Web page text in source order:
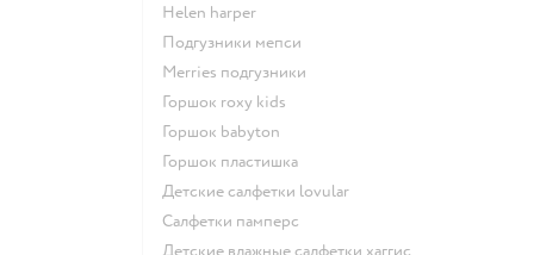
helen harper
подгузники мепси
merries подгузники
горшок roxy kids
горшок babyton
горшок пластишка
детские салфетки lovular
салфетки памперс
детские влажные салфетки хаггис